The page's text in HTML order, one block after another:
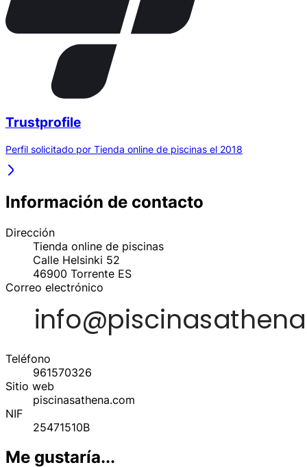
Trustprofile
Perfil solicitado por Tienda online de piscinas el 2018
Información de contacto
Dirección
Tienda online de piscinas
Calle Helsinki 52
46900 Torrente ES
Correo electrónico
Teléfono
961570326
Sitio web
piscinasathena.com
NIF
25471510B
Me gustaría...